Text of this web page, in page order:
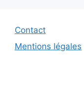
Contact
Mentions légales